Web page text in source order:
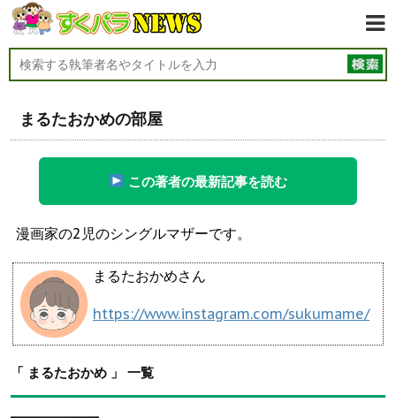
まるたおかめの部屋
この著者の最新記事を読む
漫画家の2児のシングルマザーです。
まるたおかめさん
https://www.instagram.com/sukumame/
「 まるたおかめ 」 一覧